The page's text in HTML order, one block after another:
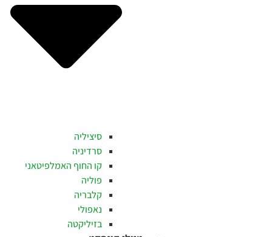
סיציליה
סרדיניה
קו החוף האמלפיטאני
פוליה
קלבריה
נאפולי
בזיליקטה